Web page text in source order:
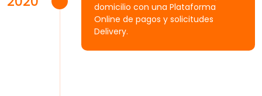
domicilio con una Plataforma
Online de pagos y solicitudes
Delivery.